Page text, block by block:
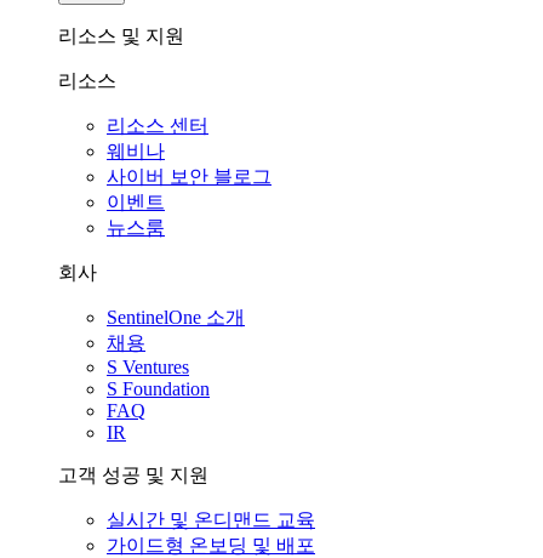
리소스 및 지원
리소스
리소스 센터
웨비나
사이버 보안 블로그
이벤트
뉴스룸
회사
SentinelOne 소개
채용
S Ventures
S Foundation
FAQ
IR
고객 성공 및 지원
실시간 및 온디맨드 교육
가이드형 온보딩 및 배포